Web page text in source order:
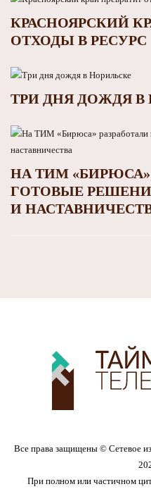
КРАСНОЯРСКИЙ
ОТХОДЫ В РЕСУРС
ТРИ ДНЯ ДОЖДЯ В
НА ТИМ «БИРЮСА»
ГОТОВЫЕ
И
Все права защищены © Сетевое
При полном или частичном